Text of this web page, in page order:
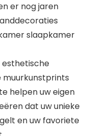
er nog jaren
slaapkamer
esthetische
helpen uw eigen
dat uw unieke
en uw favoriete